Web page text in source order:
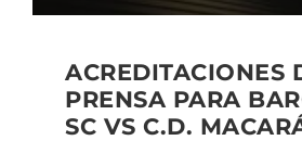
ACREDITACIONES
PRENSA PARA
SC VS C.D.